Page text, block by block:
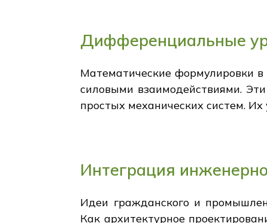
Дифференциальные
Математические формулировки
силовыми взаимодействиями.
простых механических систем.
Интеграция
Идеи гражданского и
Как архитектурное